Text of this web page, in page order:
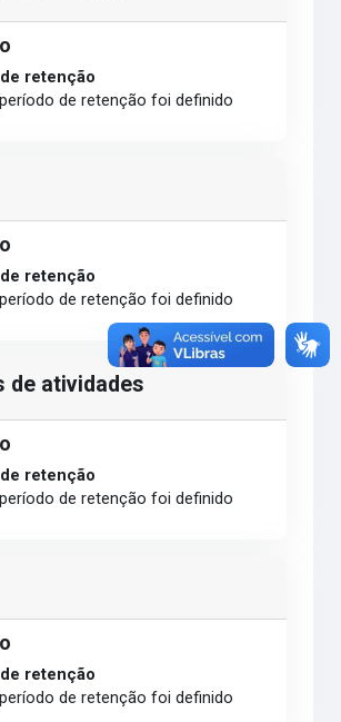
retenção
de retenção foi definido
retenção
de retenção foi definido
de atividades
retenção
de retenção foi definido
retenção
de retenção foi definido